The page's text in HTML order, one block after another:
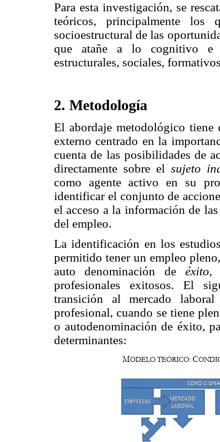
Para esta investigación, se
teóricos, principalmente los
socioestructural de las
que atañe a lo cognitivo e
estructurales, sociales,
2. Metodología
El abordaje metodológico
externo centrado en la
cuenta de las posibilidades de
directamente sobre elsujeto
como agente activo en su
identificar el conjunto de
el acceso a la información de
del empleo.
La identificación en los
permitido tener un empleo
auto denominación de
profesionales exitosos. El
transición al mercado
profesional, cuando se tiene
o autodenominación de éxito,
determinantes: